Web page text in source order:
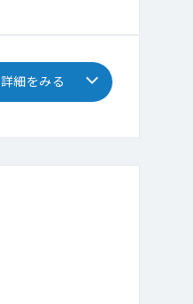
詳細をみる